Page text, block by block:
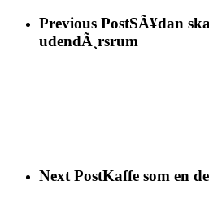
Previous PostSÃ¥dan
udendÃ¸rsrum
Next PostKaffe som en